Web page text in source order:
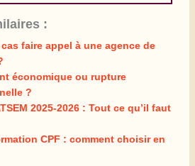
:
faire appel à une agence de
économique ou rupture
?
2025-2026 : Tout ce qu’il faut
CPF : comment choisir en